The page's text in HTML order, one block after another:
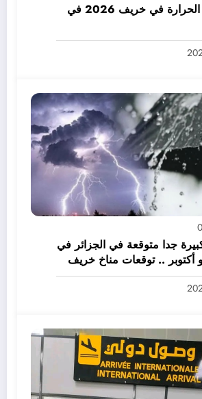
توقعات درجات الحرارة في خريف 2026 في
0
جدا متوقعة في الجزائر في
.. توقعات مناخ خريف